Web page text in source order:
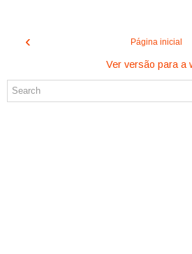
‹ Página inicial
Ver versão para a